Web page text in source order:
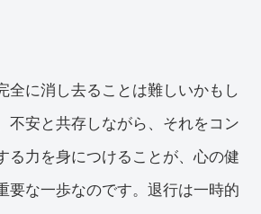
全に消し去ることは難しいかもし
不安と共存しながら、それをコン
る力を身につけることが、心の健
要な一歩なのです。退行は一時的